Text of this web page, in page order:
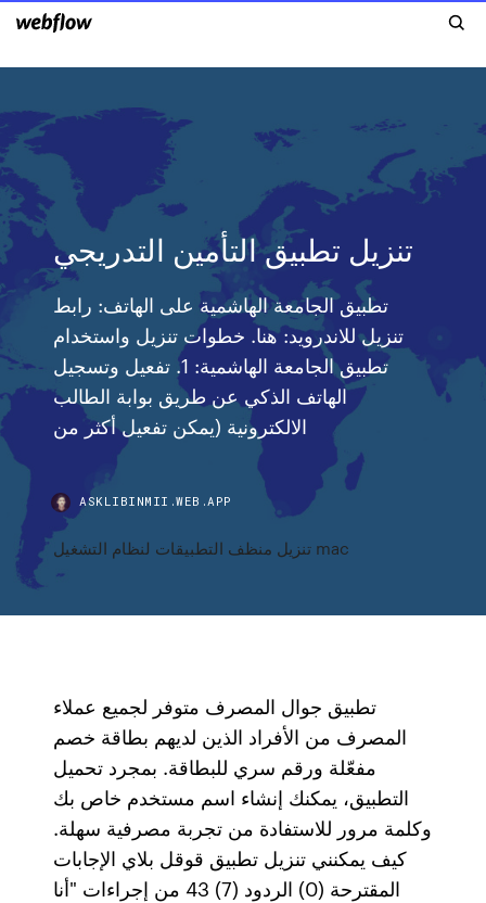
تنزيل تطبيق التأمين التدريجي
تطبيق الجامعة الهاشمية على الهاتف: رابط
تنزيل للاندرويد: هنا. خطوات تنزيل واستخدام
تطبيق الجامعة الهاشمية: 1. تفعيل وتسجيل
الهاتف الذكي عن طريق بوابة الطالب
الالكترونية (يمكن تفعيل أكثر من
ASKLIBINMII.WEB.APP
تنزيل منظف التطبيقات لنظام التشغيل mac
تطبيق جوال المصرف متوفر لجميع عملاء
المصرف من الأفراد الذين لديهم بطاقة خصم
مفعّلة ورقم سري للبطاقة. بمجرد تحميل
التطبيق، يمكنك إنشاء اسم مستخدم خاص بك
وكلمة مرور للاستفادة من تجربة مصرفية سهلة.
كيف يمكنني تنزيل تطبيق قوقل بلاي الإجابات
المقترحة (0) الردود (7) 43 من إجراءات "أنا